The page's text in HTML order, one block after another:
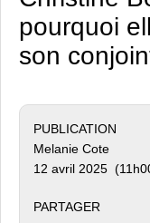
pourquoi
son
PUBLICATION
Melanie Cote
12 avril 2025
PARTAGER